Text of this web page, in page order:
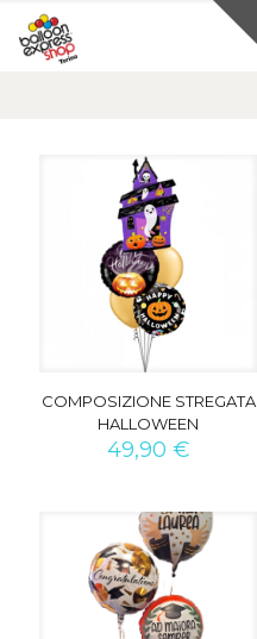
COMPOSIZIONE STREGATA
HALLOWEEN
49,90 €